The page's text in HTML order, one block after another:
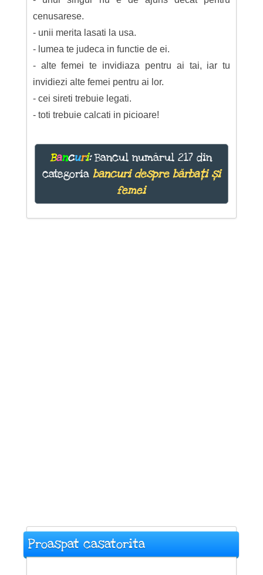
cenusarese.
- unii merita lasati la usa.
- lumea te judeca in functie de ei.
- alte femei te invidiaza pentru ai tai, iar tu
invidiezi alte femei pentru ai lor.
- cei sireti trebuie legati.
- toti trebuie calcati in picioare!
Bancuri:Bancul numărul 217 din
categoria bancuri despre bărbați și
femei
Proaspat casatorita